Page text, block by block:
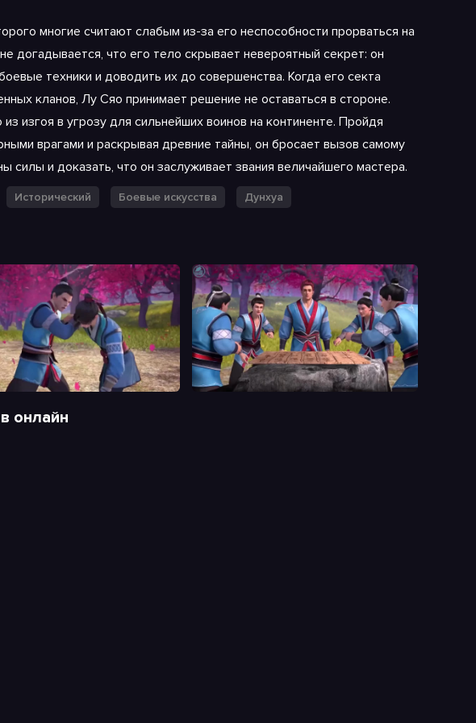
многие считают слабым из-за его неспособности прорваться на
догадывается, что его тело скрывает невероятный секрет: он
техники и доводить их до совершенства. Когда его секта
кланов, Лу Сяо принимает решение не оставаться в стороне.
изгоя в угрозу для сильнейших воинов на континенте. Пройдя
врагами и раскрывая древние тайны, он бросает вызов самому
силы и доказать, что он заслуживает звания величайшего мастера.
Исторический Боевые искусства Дунхуа
онлайн